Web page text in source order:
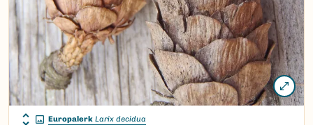
Europalerk Larix decidua